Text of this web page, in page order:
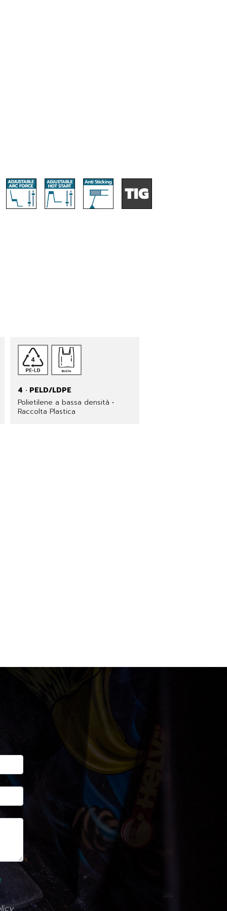
4 · PELD/LDPE
Polietilene a bassa densità •
Raccolta Plastica